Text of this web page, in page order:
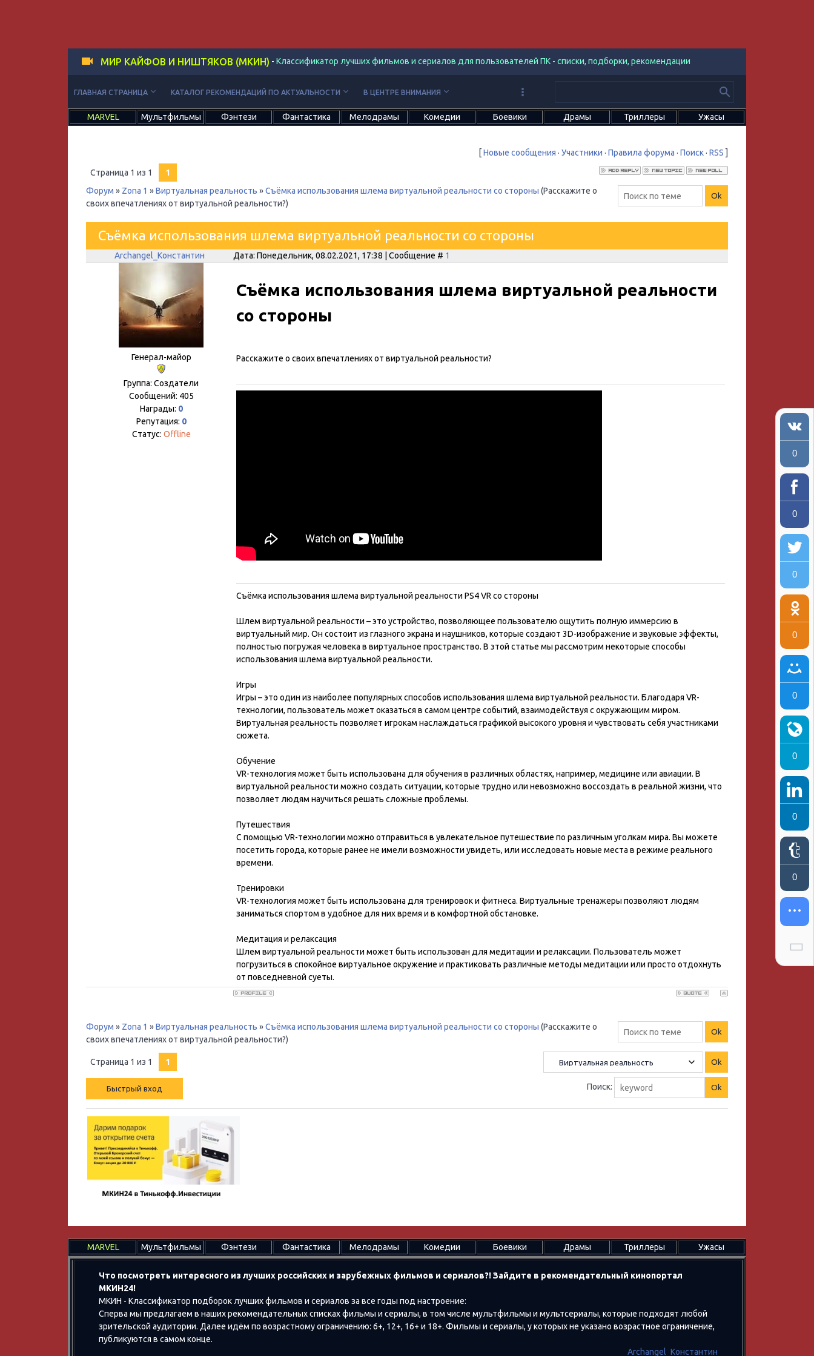
МИР КАЙФОВ И НИШТЯКОВ (МКИН) - Классификатор лучших фильмов и сериалов для пользователей ПК - списки, подборки, рекомендации
ГЛАВНАЯ СТРАНИЦА keyboard_arrow_down КАТАЛОГ РЕКОМЕНДАЦИЙ ПО АКТУАЛЬНОСТИ keyboard_arrow_down В ЦЕНТРЕ ВНИМАНИЯ keyboard_arrow_down
MARVEL Мультфильмы Фэнтези Фантастика Мелодрамы Комедии Боевики Драмы Триллеры Ужасы
[Новые сообщения · Участники · Правила форума · Поиск· RSS ]
Страница 1 из 1
1
Форум » Zona 1 »Виртуальная реальность »Съёмка использования шлема виртуальной реальности со стороны (Расскажите о
своих впечатлениях от виртуальной реальности?)
Съёмка использования шлема виртуальной реальности со стороны
Archangel_Константин Дата: Понедельник, 08.02.2021, 17:38 | Сообщение # 1
Генерал-майор
Группа: Создатели
Сообщений: 405
Награды: 0
Репутация: 0
Статус: Offline
Съёмка использования шлема виртуальной реальности
со стороны
Расскажите о своих впечатлениях от виртуальной реальности?
Съёмка использования шлема виртуальной реальности PS4 VR со стороны
Шлем виртуальной реальности – это устройство, позволяющее пользователю ощутить полную иммерсию в
виртуальный мир. Он состоит из глазного экрана и наушников, которые создают 3D-изображение и звуковые эффекты,
полностью погружая человека в виртуальное пространство. В этой статье мы рассмотрим некоторые способы
использования шлема виртуальной реальности.
Игры
Игры – это один из наиболее популярных способов использования шлема виртуальной реальности. Благодаря VR-
технологии, пользователь может оказаться в самом центре событий, взаимодействуя с окружающим миром.
Виртуальная реальность позволяет игрокам наслаждаться графикой высокого уровня и чувствовать себя участниками
сюжета.
Обучение
VR-технология может быть использована для обучения в различных областях, например, медицине или авиации. В
виртуальной реальности можно создать ситуации, которые трудно или невозможно воссоздать в реальной жизни, что
позволяет людям научиться решать сложные проблемы.
Путешествия
С помощью VR-технологии можно отправиться в увлекательное путешествие по различным уголкам мира. Вы можете
посетить города, которые ранее не имели возможности увидеть, или исследовать новые места в режиме реального
времени.
Тренировки
VR-технология может быть использована для тренировок и фитнеса. Виртуальные тренажеры позволяют людям
заниматься спортом в удобное для них время и в комфортной обстановке.
Медитация и релаксация
Шлем виртуальной реальности может быть использован для медитации и релаксации. Пользователь может
погрузиться в спокойное виртуальное окружение и практиковать различные методы медитации или просто отдохнуть
от повседневной суеты.
Форум » Zona 1 »Виртуальная реальность »Съёмка использования шлема виртуальной реальности со стороны (Расскажите о
своих впечатлениях от виртуальной реальности?)
Страница 1 из 1 1
Поиск:
MARVEL Мультфильмы Фэнтези Фантастика Мелодрамы Комедии Боевики Драмы Триллеры Ужасы
Что посмотреть интересного из лучших российских и зарубежных фильмов и сериалов?! Зайдите в рекомендательный кинопортал
МКИН24!
МКИН - Классификатор подборок лучших фильмов и сериалов за все годы под настроение:
Сперва мы предлагаем в наших рекомендательных списках фильмы и сериалы, в том числе мультфильмы и мультсериалы, которые подходят любой
зрительской аудитории. Далее идём по возрастному ограничению: 6+, 12+, 16+ и 18+. Фильмы и сериалы, у которых не указано возрастное ограничение,
публикуются в самом конце.
Archangel_Константин
0
0
0
0
0
0
0
0